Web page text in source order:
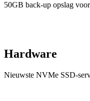
50GB back-up opslag
Hardware
Nieuwste NVMe SSD-